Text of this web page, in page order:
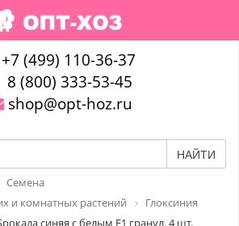
(499) 110-36-37
8 (800) 333-53-45
shop@opt-hoz.ru
НАЙТИ
Семена
и комнатных растений
Глоксиния
синяя с белым F1 гранул. 4 шт.